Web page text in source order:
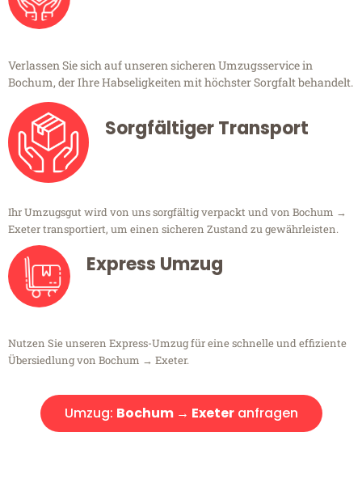
Verlassen Sie sich auf unseren sicheren Umzugsservice in
Bochum, der Ihre Habseligkeiten mit höchster Sorgfalt behandelt.
Sorgfältiger Transport
Ihr Umzugsgut wird von uns sorgfältig verpackt und von Bochum →
Exeter transportiert, um einen sicheren Zustand zu gewährleisten.
Express Umzug
Nutzen Sie unseren Express-Umzug für eine schnelle und effiziente
Übersiedlung von Bochum → Exeter.
Umzug: Bochum → Exeteranfragen